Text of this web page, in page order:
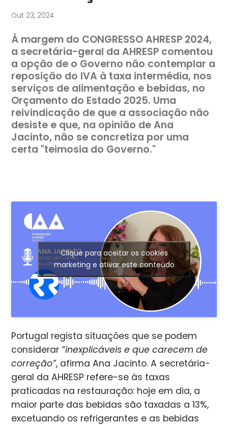
Out 23, 2024
À margem do CONGRESSO AHRESP 2024,
a secretária-geral da AHRESP comentou
a opção de o Governo não contemplar a
reposição do IVA à taxa intermédia, nos
serviços de alimentação e bebidas, no
Orçamento do Estado 2025. Uma
reivindicação de que a associação não
desiste e que, na opinião de Ana
Jacinto, não se concretiza por uma
certa "teimosia do Governo."
Clique para aceitar os cookies
marketing e ativar este conteúdo
Portugal regista situações que se podem
considerar “inexplicáveis e que carecem de
correção”, afirma Ana Jacinto. A secretária-
geral da AHRESP refere-se às taxas
praticadas na restauração: hoje em dia, a
maior parte das bebidas são taxadas a 13%,
excetuando os refrigerantes e as bebidas